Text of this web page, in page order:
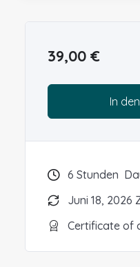
39,00 €
In
6 Stunden
Juni 18, 2026
Certificate of